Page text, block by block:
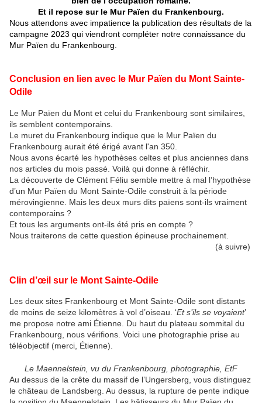
Et il repose sur le Mur Païen du Frankenbourg.
Nous attendons avec impatience la publication des résultats de la
campagne 2023 qui viendront compléter notre connaissance du
Mur Païen du Frankenbourg.
Conclusion en lien avec le Mur Païen du Mont Sainte-
Odile
Le Mur Païen du Mont et celui du Frankenbourg sont similaires,
ils semblent contemporains.
Le muret du Frankenbourg indique que le Mur Païen du
Frankenbourg aurait été érigé avant l'an 350.
Nous avons écarté les hypothèses celtes et plus anciennes dans
nos articles du mois passé. Voilà qui donne à réfléchir.
La découverte de Clément Féliu semble mettre à mal l’hypothèse
d’un Mur Païen du Mont Sainte-Odile construit à la période
mérovingienne. Mais les deux murs dits païens sont-ils vraiment
contemporains ?
Et tous les arguments ont-ils été pris en compte ?
Nous traiterons de cette question épineuse prochainement.
(à suivre)
Clin d’œil sur le Mont Sainte-Odile
Les deux sites Frankenbourg et Mont Sainte-Odile sont distants
de moins de seize kilomètres à vol d’oiseau. ‘Et s’ils se voyaient’
me propose notre ami Étienne. Du haut du plateau sommital du
Frankenbourg, nous vérifions. Voici une photographie prise au
téléobjectif (merci, Étienne).
Le Maennelstein, vu du Frankenbourg, photographie, EtF
Au dessus de la crête du massif de l’Ungersberg, vous distinguez
le château de Landsberg. Au dessus, la rupture de pente indique